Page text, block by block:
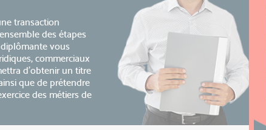
transaction
des étapes
vous
commerciaux
d’obtenir un titre
que de prétendre
des métiers de